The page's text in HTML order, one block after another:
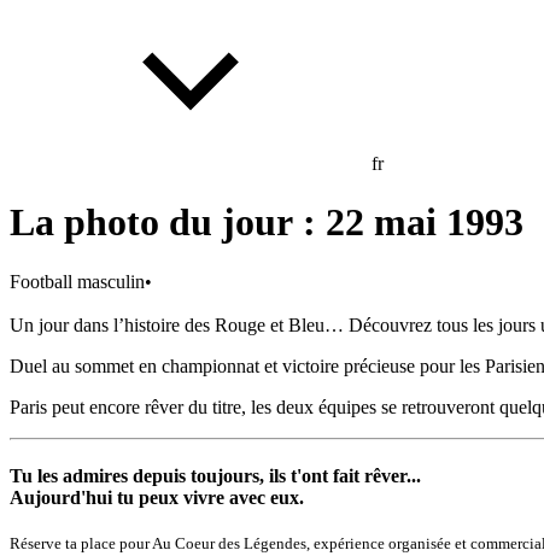
fr
La photo du jour : 22 mai 1993
Football masculin•
Un jour dans l’histoire des Rouge et Bleu… Découvrez tous les
Duel au sommet en championnat et victoire précieuse pour les
Paris peut encore rêver du titre, les deux équipes se retrouveront
Tu les admires depuis toujours, ils t'ont fait rêver...
Aujourd'hui tu peux vivre avec eux.
Réserve ta place pour Au Coeur des Légendes, expérience organisée et